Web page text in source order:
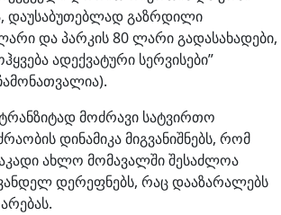
დაუსაბუთებლად გაზრდილი
და პარკის 80 ლარი გადასახადები,
ადექვატური სერვისები”
ტრანზიტად მოძრავი სატვირთო
დინამიკა მიგვანიშნებს, რომ
ახლო მომავალში შესაძლოა
დერეფნებს, რაც დააზარალებს